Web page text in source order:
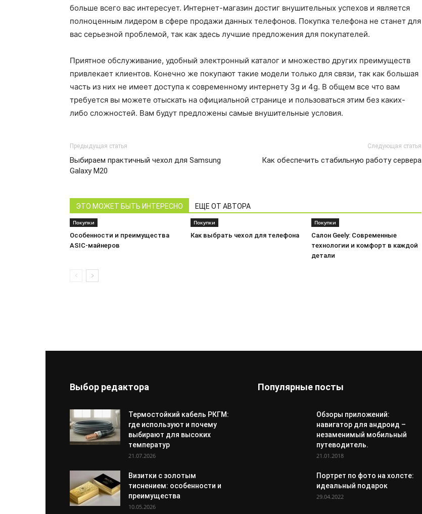
больше всего вас интересует. Интернет-магазин достиг внушительных успехов и является
полноценным лидером в сфере продажи данных телефонов. Покупка телефона не станет для
вас серьезной проблемой, так как здесь лучшие предложения для покупателей.
Приятное обслуживание, удобный электронный каталог и множество других преимуществ
привлекает клиентов. Конечно же покупают такие модели только для связи, так как большая
часть из них не имеет доступа к современному интернету 3g и 4g. В общем все что вам
требуется вы можете отыскать на официальной странице и пользоваться этим без каких-
либо сложностей. Вам будут предложены самые внушительные условия.
Предыдущая статья
Выбираем практичный чехол для Samsung
Galaxy M20
Следующая статья
Как обеспечить стабильную работу сервера
ЭТО МОЖЕТ БЫТЬ ИНТЕРЕСНО ЕЩЕ ОТ АВТОРА
Покупки
Особенности и преимущества
ASIC-майнеров
Покупки
Как выбрать чехол для телефона
Покупки
Салон Geely: Современные
технологии и комфорт в каждой
детали
Выбор редактора
Термостойкий кабель РКГМ:
где используют и почему
выбирают для высоких
температур
21.07.2026
Визитки с золотым
тиснением: особенности и
преимущества
10.05.2026
Популярные посты
Обзоры приложений:
навигатор для андроид –
незаменимый мобильный
путеводитель.
21.01.2018
Портрет по фото на холсте:
идеальный подарок
29.04.2022